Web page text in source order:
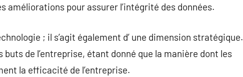
améliorations pour assurer l’intégrité des données.
; il s’agit également d’ une dimension stratégique.
de l’entreprise, étant donné que la manière dont les
la efficacité de l’entreprise.